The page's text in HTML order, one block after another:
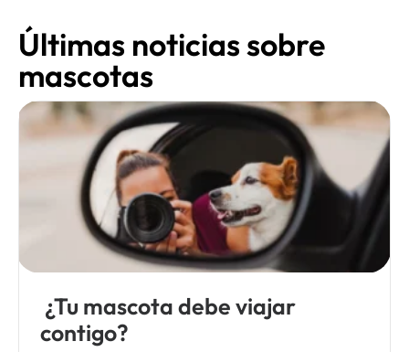
Últimas noticias sobre
mascotas
¿Tu mascota debe viajar
contigo?